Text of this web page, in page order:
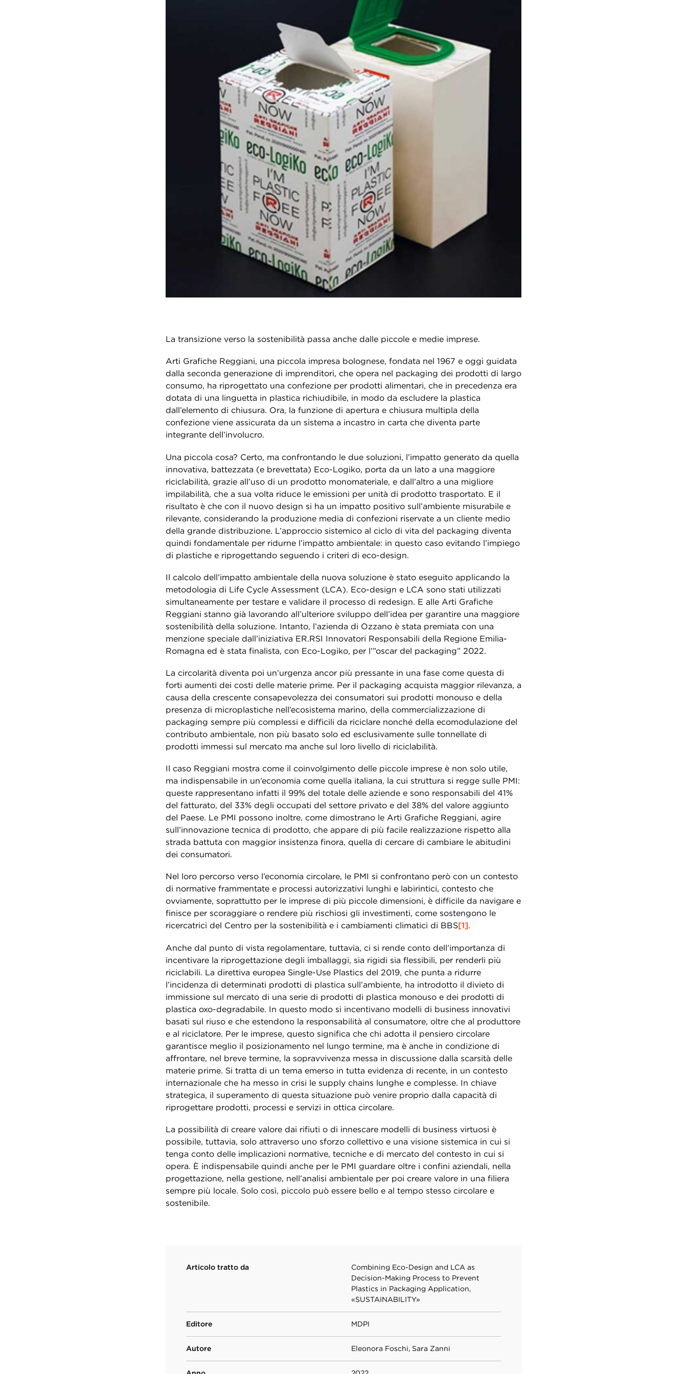
La transizione verso la sostenibilità passa anche dalle piccole e medie imprese.
Arti Grafiche Reggiani, una piccola impresa bolognese, fondata nel 1967 e oggi guidata
dalla seconda generazione di imprenditori, che opera nel packaging dei prodotti di largo
consumo, ha riprogettato una confezione per prodotti alimentari, che in precedenza era
dotata di una linguetta in plastica richiudibile, in modo da escludere la plastica
dall’elemento di chiusura. Ora, la funzione di apertura e chiusura multipla della
confezione viene assicurata da un sistema a incastro in carta che diventa parte
integrante dell’involucro.
Una piccola cosa? Certo, ma confrontando le due soluzioni, l’impatto generato da quella
innovativa, battezzata (e brevettata) Eco-Logiko, porta da un lato a una maggiore
riciclabilità, grazie all’uso di un prodotto monomateriale, e dall’altro a una migliore
impilabilità, che a sua volta riduce le emissioni per unità di prodotto trasportato. E il
risultato è che con il nuovo design si ha un impatto positivo sull’ambiente misurabile e
rilevante, considerando la produzione media di confezioni riservate a un cliente medio
della grande distribuzione. L’approccio sistemico al ciclo di vita del packaging diventa
quindi fondamentale per ridurne l’impatto ambientale: in questo caso evitando l’impiego
di plastiche e riprogettando seguendo i criteri di eco-design.
Il calcolo dell’impatto ambientale della nuova soluzione è stato eseguito applicando la
metodologia di Life Cycle Assessment (LCA). Eco-design e LCA sono stati utilizzati
simultaneamente per testare e validare il processo di redesign. E alle Arti Grafiche
Reggiani stanno già lavorando all’ulteriore sviluppo dell’idea per garantire una maggiore
sostenibilità della soluzione. Intanto, l’azienda di Ozzano è stata premiata con una
menzione speciale dall’iniziativa ER.RSI Innovatori Responsabili della Regione Emilia-
Romagna ed è stata finalista, con Eco-Logiko, per l’”oscar del packaging” 2022.
La circolarità diventa poi un’urgenza ancor più pressante in una fase come questa di
forti aumenti dei costi delle materie prime. Per il packaging acquista maggior rilevanza, a
causa della crescente consapevolezza dei consumatori sui prodotti monouso e della
presenza di microplastiche nell’ecosistema marino, della commercializzazione di
packaging sempre più complessi e difficili da riciclare nonché della ecomodulazione del
contributo ambientale, non più basato solo ed esclusivamente sulle tonnellate di
prodotti immessi sul mercato ma anche sul loro livello di riciclabilità.
Il caso Reggiani mostra come il coinvolgimento delle piccole imprese è non solo utile,
ma indispensabile in un’economia come quella italiana, la cui struttura si regge sulle PMI:
queste rappresentano infatti il 99% del totale delle aziende e sono responsabili del 41%
del fatturato, del 33% degli occupati del settore privato e del 38% del valore aggiunto
del Paese. Le PMI possono inoltre, come dimostrano le Arti Grafiche Reggiani, agire
sull’innovazione tecnica di prodotto, che appare di più facile realizzazione rispetto alla
strada battuta con maggior insistenza finora, quella di cercare di cambiare le abitudini
dei consumatori.
Nel loro percorso verso l’economia circolare, le PMI si confrontano però con un contesto
di normative frammentate e processi autorizzativi lunghi e labirintici, contesto che
ovviamente, soprattutto per le imprese di più piccole dimensioni, è difficile da navigare e
finisce per scoraggiare o rendere più rischiosi gli investimenti, come sostengono le
ricercatrici del Centro per la sostenibilità e i cambiamenti climatici di BBS[1].
Anche dal punto di vista regolamentare, tuttavia, ci si rende conto dell’importanza di
incentivare la riprogettazione degli imballaggi, sia rigidi sia flessibili, per renderli più
riciclabili. La direttiva europea Single-Use Plastics del 2019, che punta a ridurre
l’incidenza di determinati prodotti di plastica sull’ambiente, ha introdotto il divieto di
immissione sul mercato di una serie di prodotti di plastica monouso e dei prodotti di
plastica oxo-degradabile. In questo modo si incentivano modelli di business innovativi
basati sul riuso e che estendono la responsabilità al consumatore, oltre che al produttore
e al riciclatore. Per le imprese, questo significa che chi adotta il pensiero circolare
garantisce meglio il posizionamento nel lungo termine, ma è anche in condizione di
affrontare, nel breve termine, la sopravvivenza messa in discussione dalla scarsità delle
materie prime. Si tratta di un tema emerso in tutta evidenza di recente, in un contesto
internazionale che ha messo in crisi le supply chains lunghe e complesse. In chiave
strategica, il superamento di questa situazione può venire proprio dalla capacità di
riprogettare prodotti, processi e servizi in ottica circolare.
La possibilità di creare valore dai rifiuti o di innescare modelli di business virtuosi è
possibile, tuttavia, solo attraverso uno sforzo collettivo e una visione sistemica in cui si
tenga conto delle implicazioni normative, tecniche e di mercato del contesto in cui si
opera. È indispensabile quindi anche per le PMI guardare oltre i confini aziendali, nella
progettazione, nella gestione, nell’analisi ambientale per poi creare valore in una filiera
sempre più locale. Solo così, piccolo può essere bello e al tempo stesso circolare e
sostenibile.
Articolo tratto da
Combining Eco-Design and LCA as
Decision-Making Process to Prevent
Plastics in Packaging Application,
«SUSTAINABILITY»
Editore MDPI
Autore Eleonora Foschi, Sara Zanni